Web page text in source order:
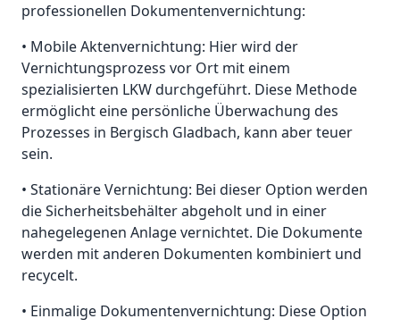
professionellen Dokumentenvernichtung:
• Mobile Aktenvernichtung: Hier wird der
Vernichtungsprozess vor Ort mit einem
spezialisierten LKW durchgeführt. Diese Methode
ermöglicht eine persönliche Überwachung des
Prozesses in Bergisch Gladbach, kann aber teuer
sein.
• Stationäre Vernichtung: Bei dieser Option werden
die Sicherheitsbehälter abgeholt und in einer
nahegelegenen Anlage vernichtet. Die Dokumente
werden mit anderen Dokumenten kombiniert und
recycelt.
• Einmalige Dokumentenvernichtung: Diese Option